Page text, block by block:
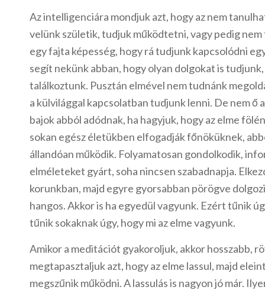
Az intelligenciára mondjuk azt, hogy az nem
velünk születik, tudjuk működtetni, vagy pedig
egy fajta képesség, hogy rá tudjunk kapcsolódni
segít nekünk abban, hogy olyan dolgokat is
találkoztunk. Pusztán elmével nem tudnánk
a külvilággal kapcsolatban tudjunk lenni. De nem ő
bajok abból adódnak, ha hagyjuk, hogy az elme
sokan egész életükben elfogadják főnöküknek,
állandóan működik. Folyamatosan gondolkodik,
elméleteket gyárt, soha nincsen szabadnapja.
korunkban, majd egyre gyorsabban pörögve
hangos. Akkor is ha egyedül vagyunk. Ezért tűnik
tűnik sokaknak úgy, hogy mi az elme vagyunk.
Amikor a meditációt gyakoroljuk, akkor hosszabb,
megtapasztaljuk azt, hogy az elme lassul, majd
megszűnik működni. A lassulás is nagyon jó már.